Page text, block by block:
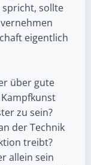
spricht, sollte
eigentlich
über gute
zu sein?
der Technik
treibt?
allein sein